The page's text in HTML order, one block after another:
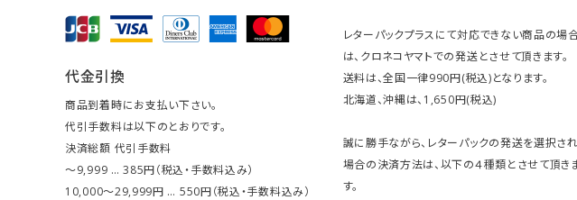
代金引換
商品到着時にお支払い下さい。
代引手数料は以下のとおりです。
決済総額 代引手数料
～9,999 … 385円（税込・手数料込み）
10,000～29,999円 … 550円（税込・手数料込み）
レターパックプラスにて対応できない商品の場
は、クロネコヤマトでの発送とさせて頂きます。
送料は、全国一律990円(税込)となります。
北海道、沖縄は、1,650円(税込)
誠に勝手ながら、レターパックの発送を選択さ
場合の決済方法は、以下の４種類とさせて頂き
す。